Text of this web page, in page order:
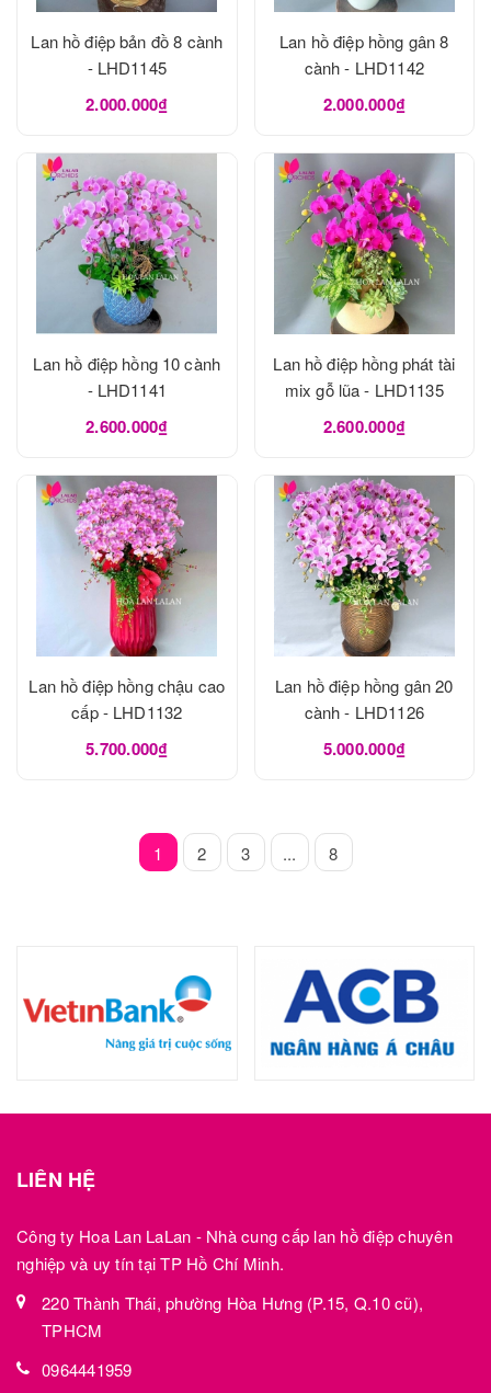
Lan hồ điệp bản đồ 8 cành
- LHD1145
2.000.000₫
Lan hồ điệp hồng gân 8
cành - LHD1142
2.000.000₫
Lan hồ điệp hồng 10 cành
- LHD1141
2.600.000₫
Lan hồ điệp hồng phát tài
mix gỗ lũa - LHD1135
2.600.000₫
Lan hồ điệp hồng chậu cao
cấp - LHD1132
5.700.000₫
Lan hồ điệp hồng gân 20
cành - LHD1126
5.000.000₫
1 2 3 ... 8
LIÊN HỆ
Công ty Hoa Lan LaLan - Nhà cung cấp lan hồ điệp chuyên
nghiệp và uy tín tại TP Hồ Chí Minh.
220 Thành Thái, phường Hòa Hưng (P.15, Q.10 cũ),
TPHCM
0964441959